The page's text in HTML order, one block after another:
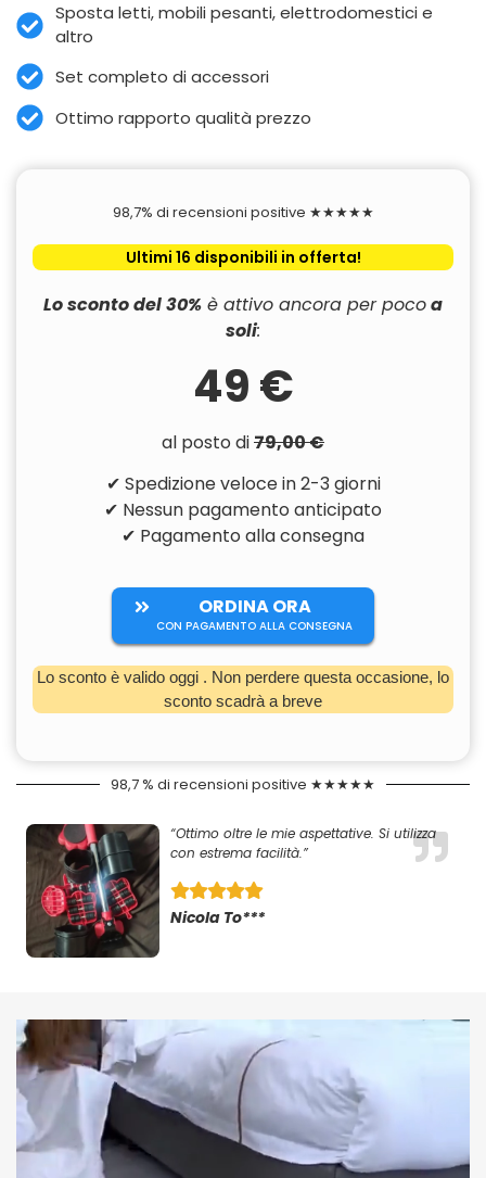
Sposta letti, mobili pesanti, elettrodomestici e
altro
Set completo di accessori
Ottimo rapporto qualità prezzo
98,7% di recensioni positive ★★★★★
Ultimi 16 disponibili in offerta!
Lo sconto del 30% è attivo ancora per pocoa
soli:
49 €
al posto di79,00 €
✔ Spedizione veloce in 2-3 giorni
✔ Nessun pagamento anticipato
✔ Pagamento alla consegna
ORDINA ORA
CON PAGAMENTO ALLA CONSEGNA
Lo sconto è valido oggi . Non perdere questa occasione, lo
sconto scadrà a breve
98,7 % di recensioni positive ★★★★★
“Ottimo oltre le mie aspettative. Si utilizza
con estrema facilità.”
Nicola To***